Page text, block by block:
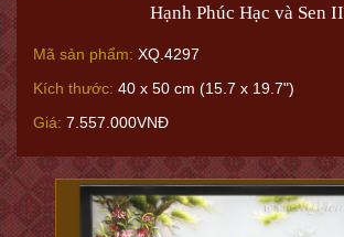
Hạnh Phúc Hạc và Sen II
Mã sản phẩm: XQ.4297
Kích thước: 40 x 50 cm (15.7 x 19.7")
Giá: 7.557.000VNĐ